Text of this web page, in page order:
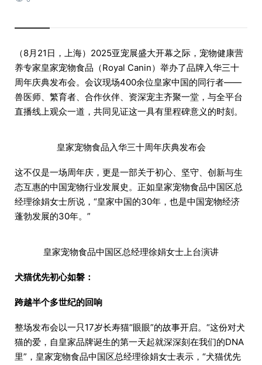
（8月21日，上海）2025亚宠展盛大开幕之际，宠物健康营
养专家皇家宠物食品（Royal Canin）举办了品牌入华三十
周年庆典发布会。会议现场400余位皇家中国的同行者——
兽医师、繁育者、合作伙伴、资深宠主齐聚一堂，与全平台
直播线上观众一道，共同见证这一具有里程碑意义的时刻。
皇家宠物食品入华三十周年庆典发布会
这不仅是一场周年庆，更是一部关于初心、坚守、创新与生
态互惠的中国宠物行业发展史。正如皇家宠物食品中国区总
经理徐娟女士所说，“皇家中国的30年，也是中国宠物经济
蓬勃发展的30年。”
皇家宠物食品中国区总经理徐娟女士上台演讲
犬猫优先初心如磐：
跨越半个多世纪的回响
整场发布会以一只17岁长寿猫“眼眼”的故事开启。“这份对犬
猫的爱，自皇家品牌诞生的第一天起就深深刻在我们的DNA
里”，皇家宠物食品中国区总经理徐娟女士表示，“犬猫优先